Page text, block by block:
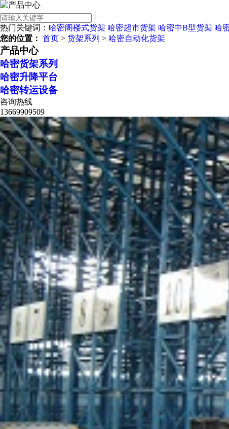
热门关键词： 哈密阁楼式货架 哈密超市货架 哈密中B型货架 哈
您的位置： 首页 > 货架系列 > 哈密自动化货架
产品中心
哈密货架系列
哈密升降平台
哈密转运设备
咨询热线
13669909509